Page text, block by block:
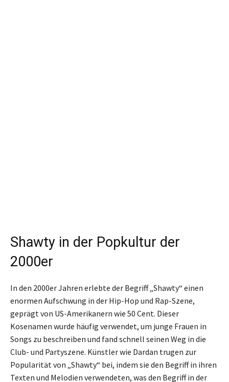
Shawty in der Popkultur der
2000er
In den 2000er Jahren erlebte der Begriff „Shawty“ einen
enormen Aufschwung in der Hip-Hop und Rap-Szene,
geprägt von US-Amerikanern wie 50 Cent. Dieser
Kosenamen wurde häufig verwendet, um junge Frauen in
Songs zu beschreiben und fand schnell seinen Weg in die
Club- und Partyszene. Künstler wie Dardan trugen zur
Popularität von „Shawty“ bei, indem sie den Begriff in ihren
Texten und Melodien verwendeten, was den Begriff in der